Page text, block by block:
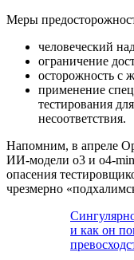
Меры
человеческий
ограничение
осторожность с
применение
тестирования
несоответствия.
Напомним, в апреле
ИИ-модели o3 и o4-
опасения
чрезмерно
и как он